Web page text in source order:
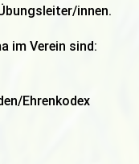
innen.
im Verein sind:
Ehrenkodex